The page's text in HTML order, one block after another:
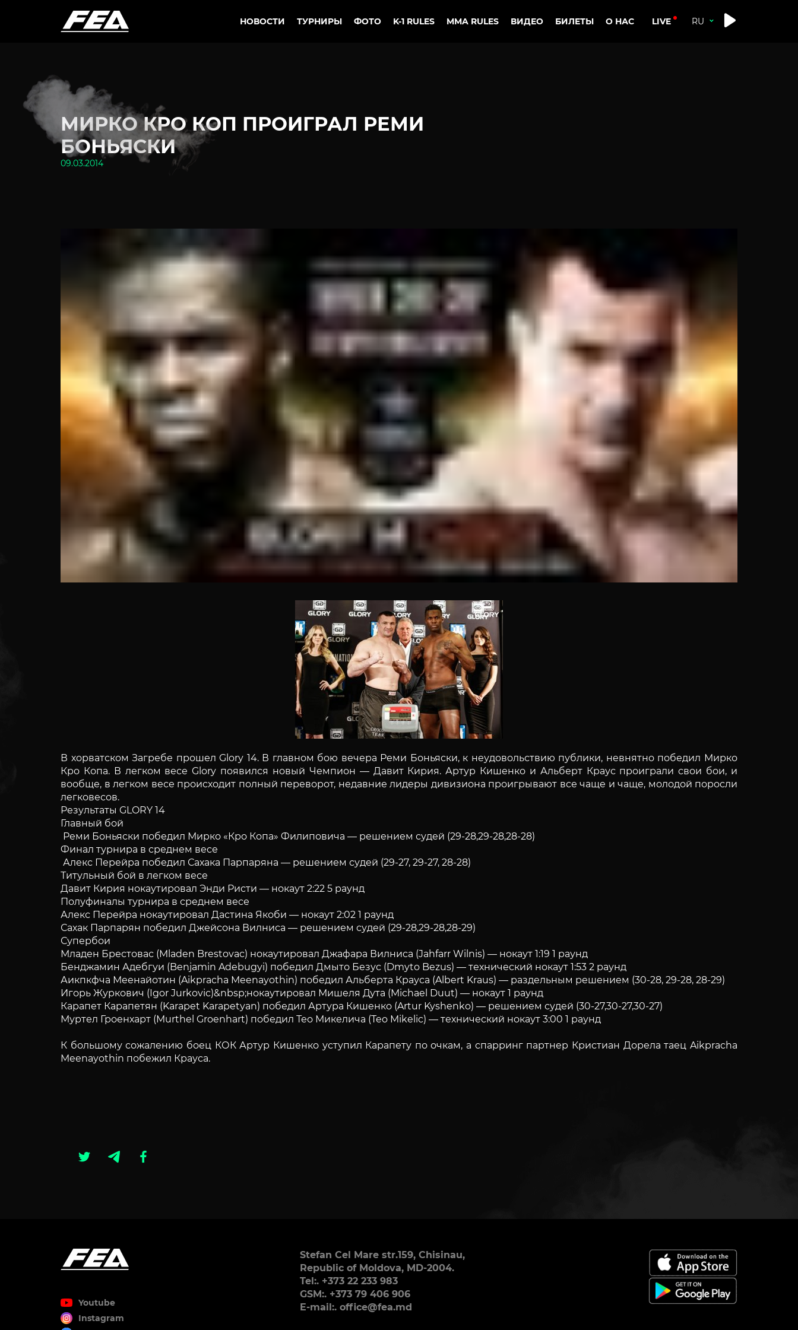
НОВОСТИ ТУРНИРЫ ФОТО K-1 RULES MMA RULES ВИДЕО БИЛЕТЫ О НАС LIVE
МИРКО КРО КОП ПРОИГРАЛ РЕМИ
БОНЬЯСКИ
09.03.2014
В хорватском Загребе прошел Glory 14. В главном бою вечера Реми Боньяски, к неудовольствию публики, невнятно победил Мирко
Кро Копа. В легком весе Glory появился новый Чемпион — Давит Кирия. Артур Кишенко и Альберт Краус проиграли свои бои, и
вообще, в легком весе происходит полный переворот, недавние лидеры дивизиона проигрывают все чаще и чаще, молодой поросли
легковесов.
Результаты GLORY 14
Главный бой
Реми Боньяски победил Мирко «Кро Копа» Филиповича — решением судей (29-28,29-28,28-28)
Финал турнира в среднем весе
Алекс Перейра победил Сахака Парпаряна — решением судей (29-27, 29-27, 28-28)
Титульный бой в легком весе
Давит Кирия нокаутировал Энди Ристи — нокаут 2:22 5 раунд
Полуфиналы турнира в среднем весе
Алекс Перейра нокаутировал Дастина Якоби — нокаут 2:02 1 раунд
Сахак Парпарян победил Джейсона Вилниса — решением судей (29-28,29-28,28-29)
Супербои
Младен Брестовас (Mladen Brestovac) нокаутировал Джафара Вилниса (Jahfarr Wilnis) — нокаут 1:19 1 раунд
Бенджамин Адебгуи (Benjamin Adebugyi) победил Дмыто Безус (Dmyto Bezus) — технический нокаут 1:53 2 раунд
Аикпкфча Меенайотин (Aikpracha Meenayothin) победил Альберта Крауса (Albert Kraus) — раздельным решением (30-28, 29-28, 28-29)
Игорь Журкович (Igor Jurkovic)&nbsp;нокаутировал Мишеля Дута (Michael Duut) — нокаут 1 раунд
Карапет Карапетян (Karapet Karapetyan) победил Артура Кишенко (Artur Kyshenko) — решением судей (30-27,30-27,30-27)
Муртел Гроенхарт (Murthel Groenhart) победил Тео Микелича (Teo Mikelic) — технический нокаут 3:00 1 раунд
К большому сожалению боец КОК Артур Кишенко уступил Карапету по очкам, а спарринг партнер Кристиан Дорела таец Aikpracha
Meenayothin побежил Крауса.
Youtube
Instagram
Stefan Cel Mare str.159, Chisinau,
Republic of Moldova, MD-2004.
Tel:. +373 22 233 983
GSM:. +373 79 406 906
E-mail:. office@fea.md